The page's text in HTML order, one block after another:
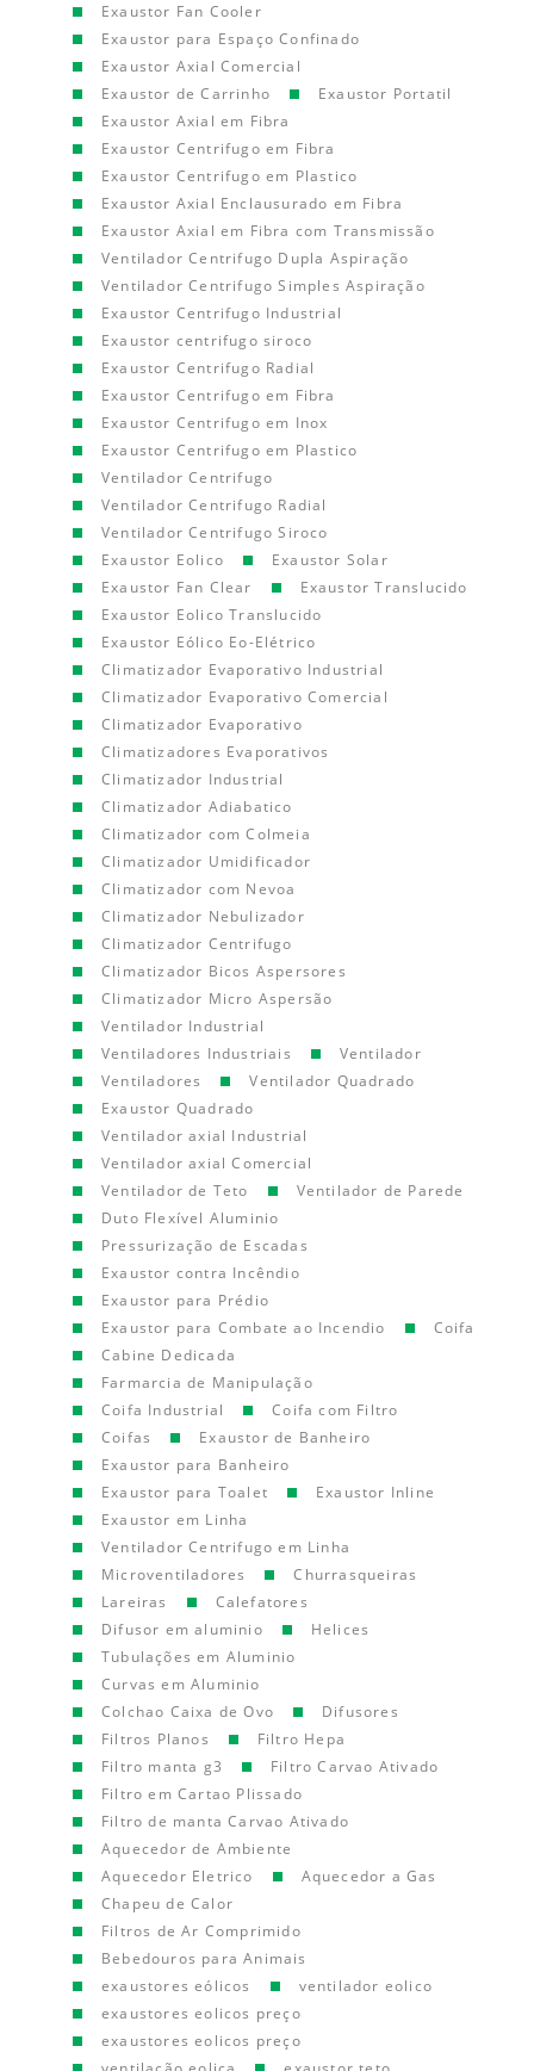
Exaustor Fan Cooler
Exaustor para Espaço Confinado
Exaustor Axial Comercial
Exaustor de Carrinho
Exaustor Portatil
Exaustor Axial em Fibra
Exaustor Centrifugo em Fibra
Exaustor Centrifugo em Plastico
Exaustor Axial Enclausurado em Fibra
Exaustor Axial em Fibra com Transmissão
Ventilador Centrifugo Dupla Aspiração
Ventilador Centrifugo Simples Aspiração
Exaustor Centrifugo Industrial
Exaustor centrifugo siroco
Exaustor Centrifugo Radial
Exaustor Centrifugo em Fibra
Exaustor Centrifugo em Inox
Exaustor Centrifugo em Plastico
Ventilador Centrifugo
Ventilador Centrifugo Radial
Ventilador Centrifugo Siroco
Exaustor Eolico
Exaustor Solar
Exaustor Fan Clear
Exaustor Translucido
Exaustor Eolico Translucido
Exaustor Eólico Eo-Elétrico
Climatizador Evaporativo Industrial
Climatizador Evaporativo Comercial
Climatizador Evaporativo
Climatizadores Evaporativos
Climatizador Industrial
Climatizador Adiabatico
Climatizador com Colmeia
Climatizador Umidificador
Climatizador com Nevoa
Climatizador Nebulizador
Climatizador Centrifugo
Climatizador Bicos Aspersores
Climatizador Micro Aspersão
Ventilador Industrial
Ventiladores Industriais
Ventilador
Ventiladores
Ventilador Quadrado
Exaustor Quadrado
Ventilador axial Industrial
Ventilador axial Comercial
Ventilador de Teto
Ventilador de Parede
Duto Flexível Aluminio
Pressurização de Escadas
Exaustor contra Incêndio
Exaustor para Prédio
Exaustor para Combate ao Incendio
Coifa
Cabine Dedicada
Farmarcia de Manipulação
Coifa Industrial
Coifa com Filtro
Coifas
Exaustor de Banheiro
Exaustor para Banheiro
Exaustor para Toalet
Exaustor Inline
Exaustor em Linha
Ventilador Centrifugo em Linha
Microventiladores
Churrasqueiras
Lareiras
Calefatores
Difusor em aluminio
Helices
Tubulações em Aluminio
Curvas em Aluminio
Colchao Caixa de Ovo
Difusores
Filtros Planos
Filtro Hepa
Filtro manta g3
Filtro Carvao Ativado
Filtro em Cartao Plissado
Filtro de manta Carvao Ativado
Aquecedor de Ambiente
Aquecedor Eletrico
Aquecedor a Gas
Chapeu de Calor
Filtros de Ar Comprimido
Bebedouros para Animais
exaustores eólicos
ventilador eolico
exaustores eolicos preço
exaustores eolicos preço